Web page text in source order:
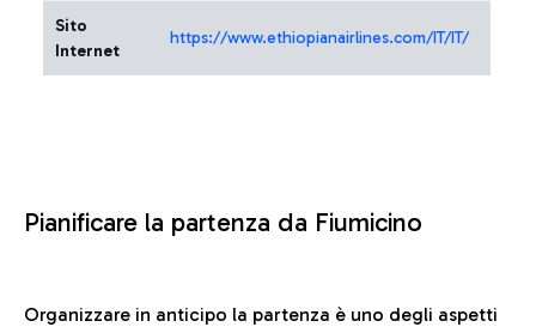
Sito
Internet
https://www.ethiopianairlines.com/IT/IT/
Pianificare la partenza da Fiumicino
Organizzare in anticipo la partenza è uno degli aspetti